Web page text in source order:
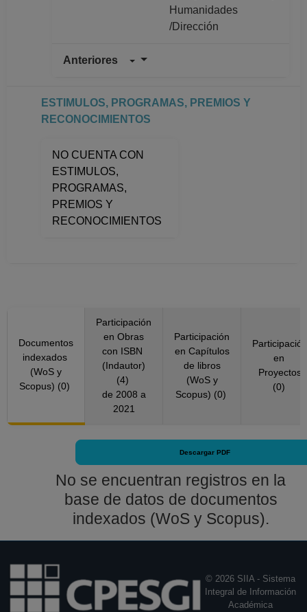
Humanidades
/Dirección
Anteriores
Definitivo
ESTIMULOS, PROGRAMAS, PREMIOS Y
RECONOCIMIENTOS
NO CUENTA CON
ESTIMULOS,
PROGRAMAS,
PREMIOS Y
RECONOCIMIENTOS
Documentos
indexados
(WoS y
Scopus) (0)
Participación
en Obras
con ISBN
(Indautor)
(4)
de 2008 a
2021
Participación
en Capítulos
de libros
(WoS y
Scopus) (0)
Participación
en
Proyectos
(0)
Descargar PDF
No se encuentran registros en la
base de datos de documentos
indexados (WoS y Scopus).
© 2026 SIIA - Sistema
Integral de Información
Académica